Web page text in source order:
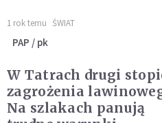
1 rok temu ŚWIAT
PAP / pk
W Tatrach drugi
zagrożenia
Na szlakach panują